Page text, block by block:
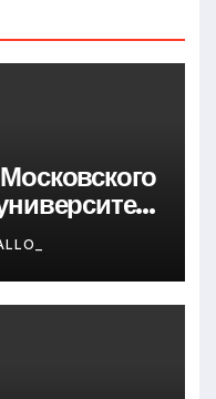
студента